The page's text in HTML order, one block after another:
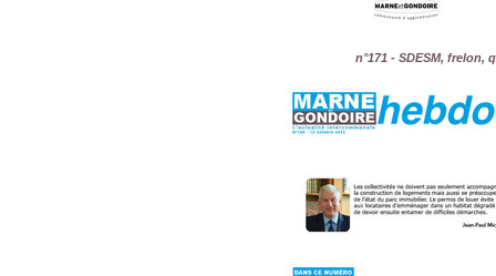
n°171 - SDESM, frelon,